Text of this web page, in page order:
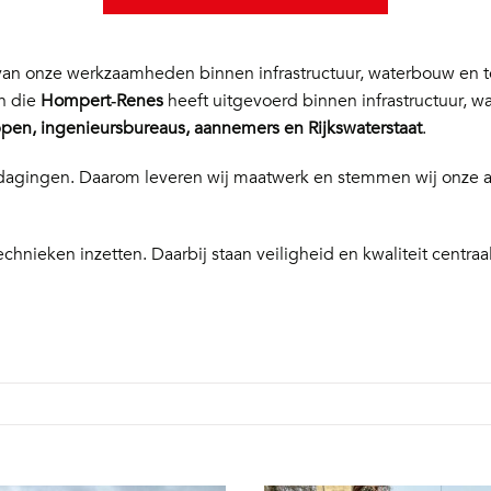
onze werkzaamheden binnen infrastructuur, waterbouw en
die Hompert‑Renesheeft uitgevoerd binnen infrastructuur,
ingenieursbureaus, aannemers en Rijkswaterstaat.
Daarom leveren wij maatwerk en stemmen wij
inzetten. Daarbij staan veiligheid en kwaliteit